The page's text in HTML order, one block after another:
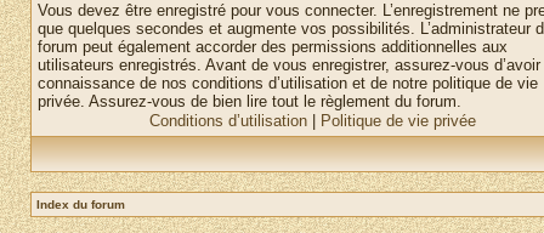
Vous devez être enregistré pour vous connecter. L’enregistrement ne
que quelques secondes et augmente vos possibilités. L’administrateur
forum peut également accorder des permissions additionnelles aux
utilisateurs enregistrés. Avant de vous enregistrer, assurez-vous
connaissance de nos conditions d’utilisation et de notre politique de vie
privée. Assurez-vous de bien lire tout le règlement du forum.
Conditions d’utilisation
Politique de vie privée
Index du forum